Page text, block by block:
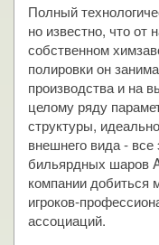
Полный
но известно, что от
собственном
полировки он
производства и на
целому ряду
структуры,
внешнего вида -
бильярдных шаров
компании добиться
игроков-
ассоциаций.